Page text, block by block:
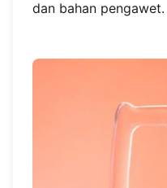
dan bahan pengawet.